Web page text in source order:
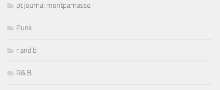
pt journal montparnasse
Punk
r and b
R& B